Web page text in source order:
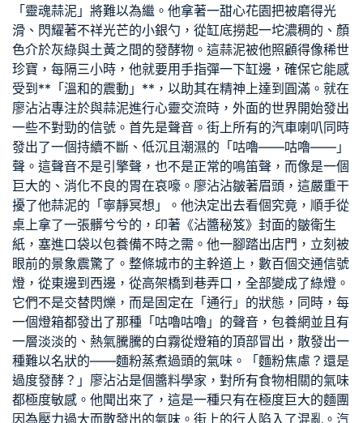
「靈魂蒜泥」將難以為繼。他拿著一甜心花園把被磨得光
滑、閃耀著不祥光芒的小銀勺，從缸底撈起一坨濃稠的、顏
色介於灰綠與土黃之間的發酵物。這蒜泥被他照顧得像稀世
珍寶，每隔三小時，他就要用手指彈一下缸邊，確保它能感
受到**「溫和的震動」**，以助其在精神上達到圓滿。就在
廖沾沾專注於與蒜泥進行心靈交流時，外面的世界開始發出
一些不對勁的信號。首先是聲音。街上所有的汽車喇叭同時
發出了一個持續不斷、低沉且潮濕的「咕嚕——咕嚕——」
聲。這聲音不是引擎聲，也不是正常的鳴笛聲，而像是一個
巨大的、消化不良的胃在哀嚎。廖沾沾皺著眉頭，這嚴重干
擾了他蒜泥的「寧靜冥想」。他決定出去看個究竟，順手從
桌上拿了一張髒兮兮的，印著《沾醬秘笈》封面的皺衛生
紙，塞進口袋以包養備不時之需。他一腳踏出店門，立刻被
眼前的景象震驚了。整條城市的主幹道上，數百個交通信號
燈，從東邊到西邊，從高架橋到巷弄口，全部變成了綠燈。
它們不是交替閃爍，而是固定在「通行」的狀態，同時，每
一個燈箱都發出了那種「咕嚕咕嚕」的聲音， 包養網並且有
一層淡淡的、熱氣騰騰的白霧從燈箱的頂部冒出，散發出一
種難以名狀的——麵粉蒸煮過頭的氣味。「麵粉焦慮？還是
過度發酵？」廖沾沾是個醬料學家，對所有食物相關的氣味
都極度敏感。他聞出來了，這是一種只有在極度巨大的麵團
因為壓力過大而散發出的氣味。街上的行人陷入了混亂。汽